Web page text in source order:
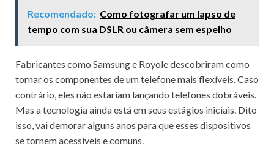
Recomendado: Como fotografar um lapso de
tempo com sua DSLR ou câmera sem espelho
Fabricantes como Samsung e Royole descobriram como
tornar os componentes de um telefone mais flexíveis. Caso
contrário, eles não estariam lançando telefones dobráveis.
Mas a tecnologia ainda está em seus estágios iniciais. Dito
isso, vai demorar alguns anos para que esses dispositivos
se tornem acessíveis e comuns.